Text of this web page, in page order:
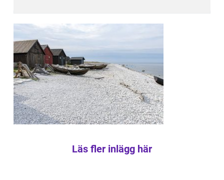
Läs fler inlägg här